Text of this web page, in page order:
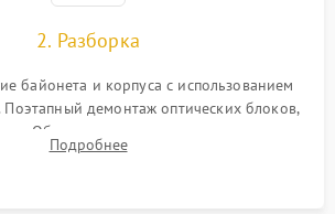
2. Разборка
байонета и корпуса с использованием
Поэтапный демонтаж оптических блоков,
Обязательная маркировка положения
сохранения заводской центровки при
Подробнее